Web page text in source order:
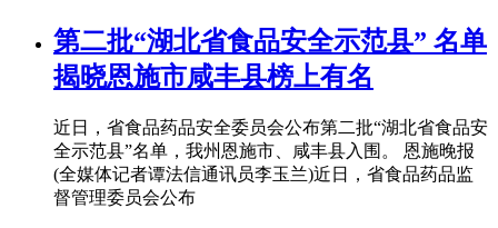
第二批“湖北省食品安全示范县” 名单
揭晓恩施市咸丰县榜上有名
近日，省食品药品安全委员会公布第二批“湖北省食品安
全示范县”名单，我州恩施市、咸丰县入围。 恩施晚报
(全媒体记者谭法信通讯员李玉兰)近日，省食品药品监
督管理委员会公布